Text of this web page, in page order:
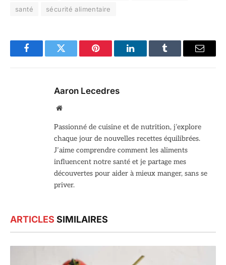
santé
sécurité alimentaire
FacebookTwitter Pinterest LinkedInTumblr Email
Aaron Lecedres
Site
Passionné de cuisine et de nutrition, j’explore
chaque jour de nouvelles recettes équilibrées.
J’aime comprendre comment les aliments
influencent notre santé et je partage mes
découvertes pour aider à mieux manger, sans se
priver.
ARTICLES SIMILAIRES